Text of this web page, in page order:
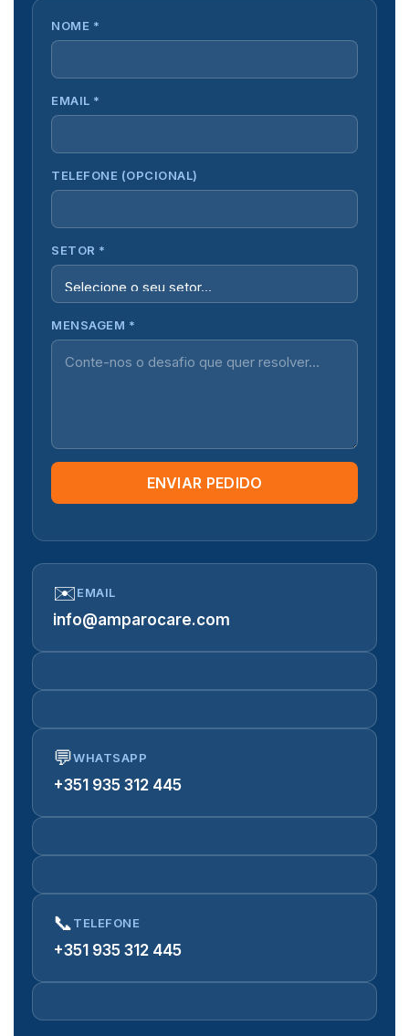
NOME *
EMAIL *
TELEFONE (OPCIONAL)
SETOR *
MENSAGEM *
ENVIAR PEDIDO
✉️EMAIL
info@amparocare.com
💬WHATSAPP
+351 935 312 445
📞TELEFONE
+351 935 312 445